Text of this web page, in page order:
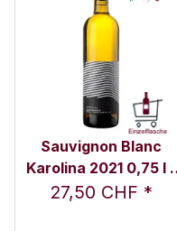
Sauvignon Blanc
Karolina 2021 0,75 l -
Weingut Nicolussi-
27,50 CHF *